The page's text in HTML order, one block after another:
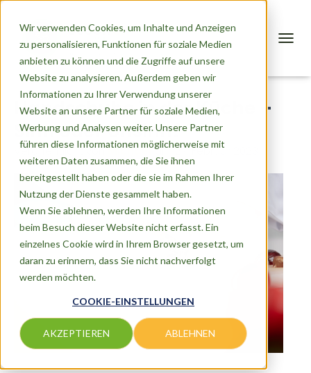
Wir verwenden Cookies, um Inhalte und Anzeigen
zu personalisieren, Funktionen für soziale Medien
anbieten zu können und die Zugriffe auf unsere
Website zu analysieren. Außerdem geben wir
Informationen zu Ihrer Verwendung unserer
Website an unsere Partner für soziale Medien,
Werbung und Analysen weiter. Unsere Partner
führen diese Informationen möglicherweise mit
weiteren Daten zusammen, die Sie ihnen
bereitgestellt haben oder die sie im Rahmen Ihrer
Nutzung der Dienste gesammelt haben.
Wenn Sie ablehnen, werden Ihre Informationen
beim Besuch dieser Website nicht erfasst. Ein
einzelnes Cookie wird in Ihrem Browser gesetzt, um
daran zu erinnern, dass Sie nicht nachverfolgt
werden möchten.
COOKIE-EINSTELLUNGEN
AKZEPTIEREN ABLEHNEN
G
Handschuhe in der Küche –
Sinn oder Unsinn?
Veröffentlicht vonMichaelam27. Februar 2023